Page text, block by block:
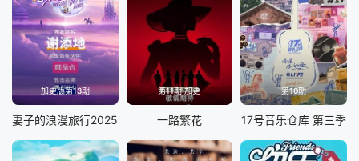
加更版第13期
妻子的浪漫旅行2025
第11期 加更
一路繁花
第10期
17号音乐仓库 第三季